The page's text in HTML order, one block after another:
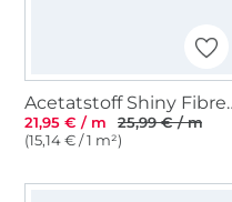
21,95 € / m
25,99 € / m
(15,14 € / 1 m²)